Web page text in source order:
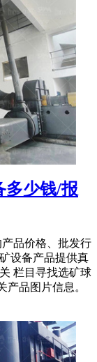
多少钱/报
品价格、批发行
设备产品提供真
栏目寻找选矿球
产品图片信息。